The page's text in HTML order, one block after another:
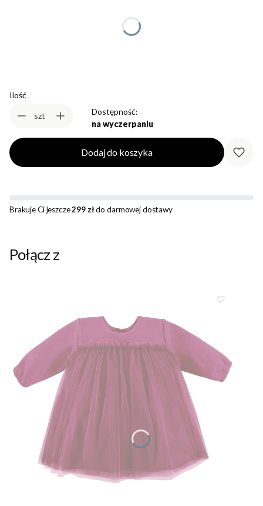
Ilość
szt
Dostępność:
na wyczerpaniu
Dodaj do koszyka
Brakuje Ci jeszcze299 złdo darmowej dostawy
Połącz z